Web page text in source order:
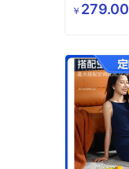
￥ 279.00